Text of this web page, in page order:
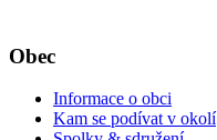
Obec
Informace o obci
Kam se podívat v okolí